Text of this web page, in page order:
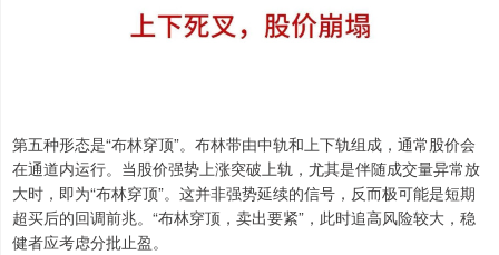
第五种形态是“布林穿顶”。布林带由中轨和上下轨组成，通常股价会
在通道内运行。当股价强势上涨突破上轨，尤其是伴随成交量异常放
大时，即为“布林穿顶”。这并非强势延续的信号，反而极可能是短期
超买后的回调前兆。“布林穿顶，卖出要紧”，此时追高风险较大，稳
健者应考虑分批止盈。